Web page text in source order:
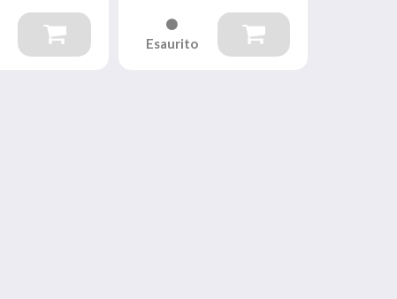
Esaurito